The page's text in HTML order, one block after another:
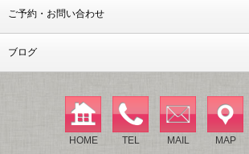
ご予約・お問い合わせ
ブログ
HOME TEL MAIL MAP